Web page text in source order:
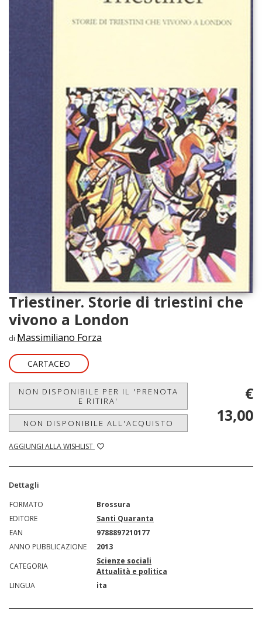
Triestiner. Storie di triestini che
vivono a London
di Massimiliano Forza
CARTACEO
NON DISPONIBILE PER IL 'PRENOTA
E RITIRA'
NON DISPONIBILE ALL'ACQUISTO
AGGIUNGI ALLA WISHLIST
€
13,00
Dettagli
FORMATO
Brossura
EDITORE
Santi Quaranta
EAN
9788897210177
ANNO PUBBLICAZIONE
2013
CATEGORIA
Scienze sociali
Attualità e politica
LINGUA
ita